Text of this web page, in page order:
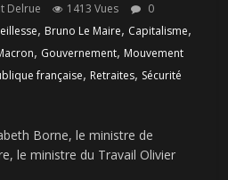
Delrue 1413 Vues
0
, Bruno Le Maire, Capitalisme,
, Gouvernement, Mouvement
française, Retraites, Sécurité
Borne, le ministre de
le ministre du Travail Olivier